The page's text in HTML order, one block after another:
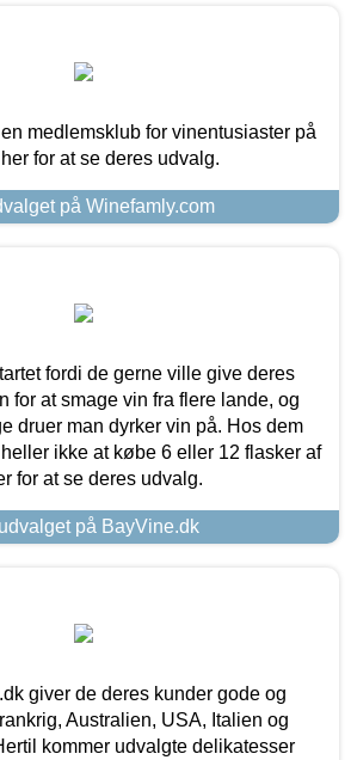
medlemsklub for vinentusiaster på
for at se deres udvalg.
på Winefamly.com
fordi de gerne ville give deres
for at smage vin fra flere lande, og
druer man dyrker vin på. Hos dem
ikke at købe 6 eller 12 flasker af
for at se deres udvalg.
på BayVine.dk
giver de deres kunder gode og
Australien, USA, Italien og
kommer udvalgte delikatesser